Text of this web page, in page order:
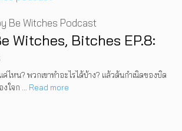
Witches, Bitches EP.8:
Be Witches Podcast
ไหน? พวกเขาทำอะไรได้บ้าง? แล้วต้นกำเนิดของบิด
ใจก … Read more